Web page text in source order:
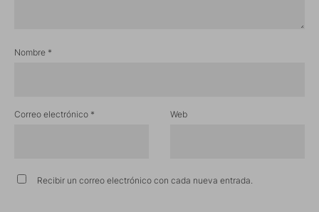
Nombre *
Correo electrónico * Web
Recibir un correo electrónico con cada nueva entrada.